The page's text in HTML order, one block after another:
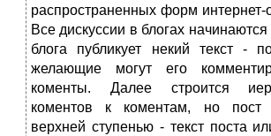
распространенных форм
Все дискуссии в блогах начинаются
блога публикует некий текст -
желающие могут его
коменты. Далее строится
коментов к коментам, но пост
верхней ступенью - текст поста